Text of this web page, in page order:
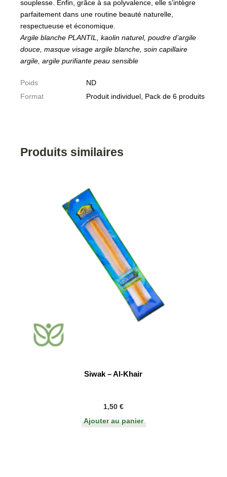
souplesse. Enfin, grâce à sa polyvalence, elle s’intègre
parfaitement dans une routine beauté naturelle,
respectueuse et économique.
Argile blanche PLANTIL, kaolin naturel, poudre d’argile
douce, masque visage argile blanche, soin capillaire
argile, argile purifiante peau sensible
Poids
ND
Format
Produit individuel, Pack de 6 produits
Produits similaires
Siwak – Al-Khair
1,50 €
Ajouter au panier